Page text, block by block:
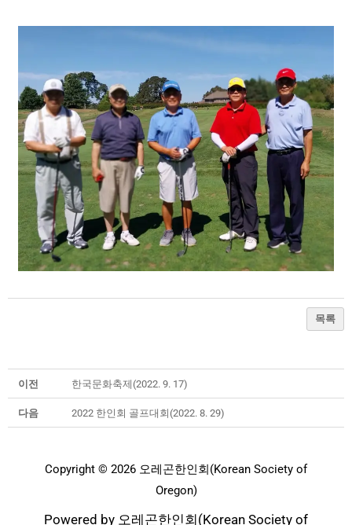
목록
이전 한국문화축제(2022. 9. 17)
다음 2022 한인회 골프대회(2022. 8. 29)
Copyright © 2026 오레곤한인회(Korean Society of
Oregon)
Powered by 오레곤한인회(Korean Society of